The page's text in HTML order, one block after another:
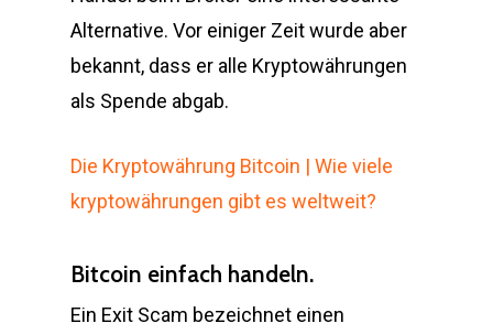
Alternative. Vor einiger Zeit wurde aber
bekannt, dass er alle Kryptowährungen
als Spende abgab.
Die Kryptowährung Bitcoin | Wie viele
kryptowährungen gibt es weltweit?
Bitcoin einfach handeln.
Ein Exit Scam bezeichnet einen